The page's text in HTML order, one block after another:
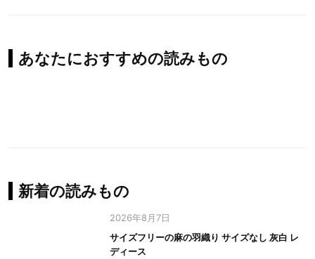
あなたにおすすめの読みもの
新着の読みもの
2026年8月7日
サイズフリーの麻の羽織り サイズなし 灰白 レ
ディース